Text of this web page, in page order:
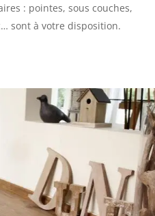
: pointes, sous couches,
sont à votre disposition.